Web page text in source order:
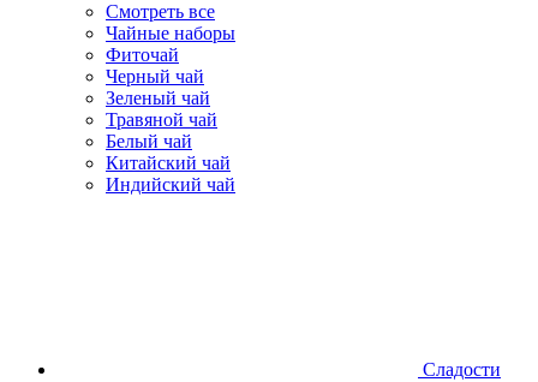
Смотреть все
Чайные наборы
Фиточай
Черный чай
Зеленый чай
Травяной чай
Белый чай
Китайский чай
Индийский чай
Сладости